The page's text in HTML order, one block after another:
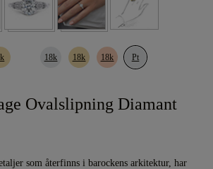
18k 18k 18k Pt
Ovalslipning Diamant
som återfinns i barockens arkitektur, har